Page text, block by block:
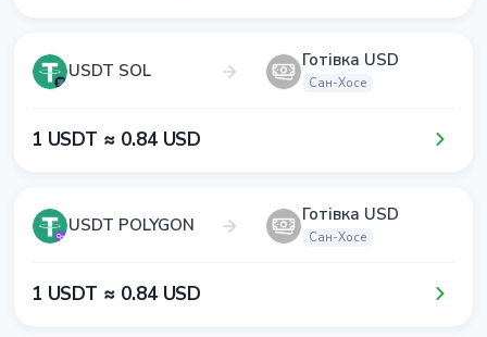
USDT SOL Готівка USD
Сан-Хосе
1​ USDT ≈ 0​.8​4​ USD
USDT POLYGON Готівка USD
Сан-Хосе
1​ USDT ≈ 0​.8​4​ USD